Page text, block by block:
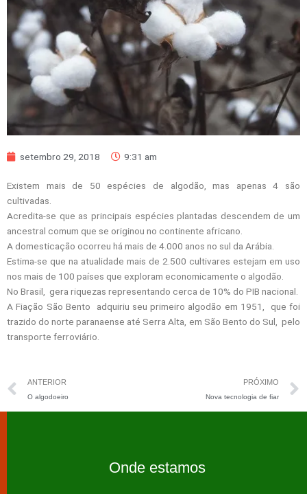
setembro 29, 2018 9:31 am
Existem mais de 50 espécies de algodão, mas apenas 4 são
cultivadas.
Acredita-se que as principais espécies plantadas descendem de um
ancestral comum que se originou no continente africano.
A domesticação ocorreu há mais de 4.000 anos no sul da Arábia.
Estima-se que na atualidade mais de 2.500 cultivares estejam em uso
nos mais de 100 países que exploram economicamente o algodão.
No Brasil, gera riquezas representando cerca de 10% do PIB nacional.
A Fiação São Bento adquiriu seu primeiro algodão em 1951, que foi
trazido do norte paranaense até Serra Alta, em São Bento do Sul, pelo
transporte ferroviário.
Prev
ANTERIOR
O algodoeiro
PRÓXIMO
Nova tecnologia de fiar
Onde estamos